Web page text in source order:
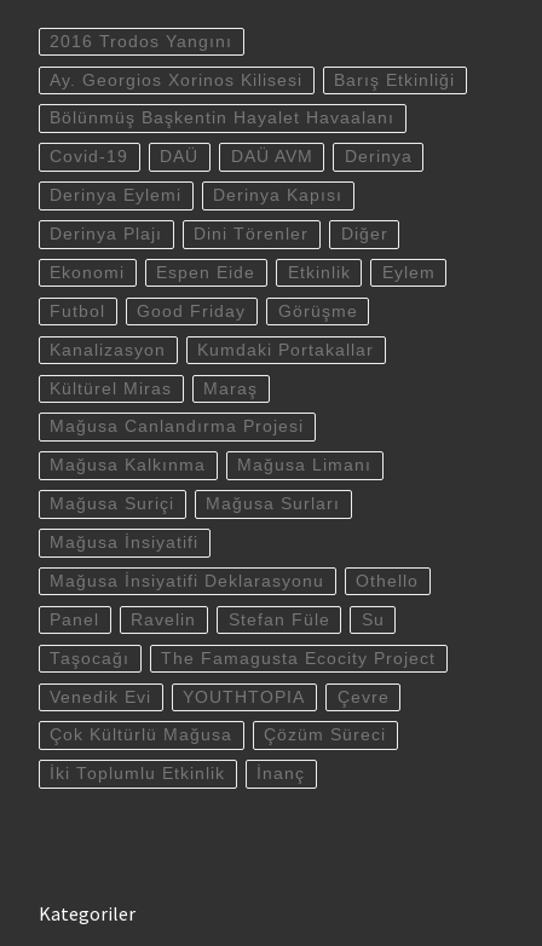
2016 Trodos Yangını
Ay. Georgios Xorinos Kilisesi Barış Etkinliği
Bölünmüş Başkentin Hayalet Havaalanı
Covid-19 DAÜ DAÜ AVM Derinya
Derinya Eylemi Derinya Kapısı
Derinya Plajı Dini Törenler Diğer
Ekonomi Espen Eide Etkinlik Eylem
Futbol Good Friday Görüşme
Kanalizasyon Kumdaki Portakallar
Kültürel Miras Maraş
Mağusa Canlandırma Projesi
Mağusa Kalkınma Mağusa Limanı
Mağusa Suriçi Mağusa Surları
Mağusa İnsiyatifi
Mağusa İnsiyatifi Deklarasyonu Othello
Panel Ravelin Stefan Füle Su
Taşocağı The Famagusta Ecocity Project
Venedik Evi YOUTHTOPIA Çevre
Çok Kültürlü Mağusa Çözüm Süreci
İki Toplumlu Etkinlik İnanç
Kategoriler